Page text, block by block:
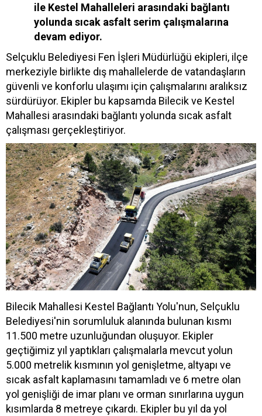
ile Kestel Mahalleleri arasındaki bağlantı
yolunda sıcak asfalt serim çalışmalarına
devam ediyor.
Selçuklu Belediyesi Fen İşleri Müdürlüğü ekipleri, ilçe
merkeziyle birlikte dış mahallelerde de vatandaşların
güvenli ve konforlu ulaşımı için çalışmalarını aralıksız
sürdürüyor. Ekipler bu kapsamda Bilecik ve Kestel
Mahallesi arasındaki bağlantı yolunda sıcak asfalt
çalışması gerçekleştiriyor.
Bilecik Mahallesi Kestel Bağlantı Yolu'nun, Selçuklu
Belediyesi'nin sorumluluk alanında bulunan kısmı
11.500 metre uzunluğundan oluşuyor. Ekipler
geçtiğimiz yıl yaptıkları çalışmalarla mevcut yolun
5.000 metrelik kısmının yol genişletme, altyapı ve
sıcak asfalt kaplamasını tamamladı ve 6 metre olan
yol genişliği de imar planı ve orman sınırlarına uygun
kısımlarda 8 metreye çıkardı. Ekipler bu yıl da yol